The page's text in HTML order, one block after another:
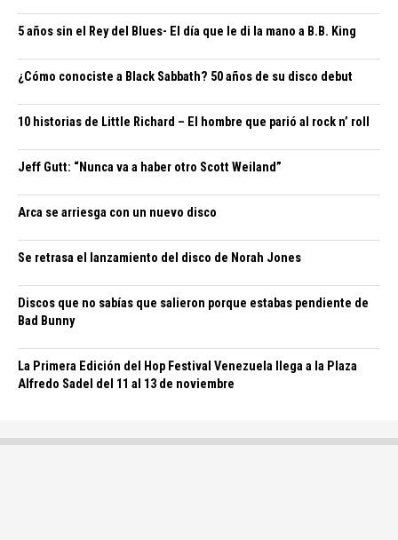
5 años sin el Rey del Blues- El día que le di la mano a B.B. King
¿Cómo conociste a Black Sabbath? 50 años de su disco debut
10 historias de Little Richard – El hombre que parió al rock n’ roll
Jeff Gutt: “Nunca va a haber otro Scott Weiland”
Arca se arriesga con un nuevo disco
Se retrasa el lanzamiento del disco de Norah Jones
Discos que no sabías que salieron porque estabas pendiente de
Bad Bunny
La Primera Edición del Hop Festival Venezuela llega a la Plaza
Alfredo Sadel del 11 al 13 de noviembre